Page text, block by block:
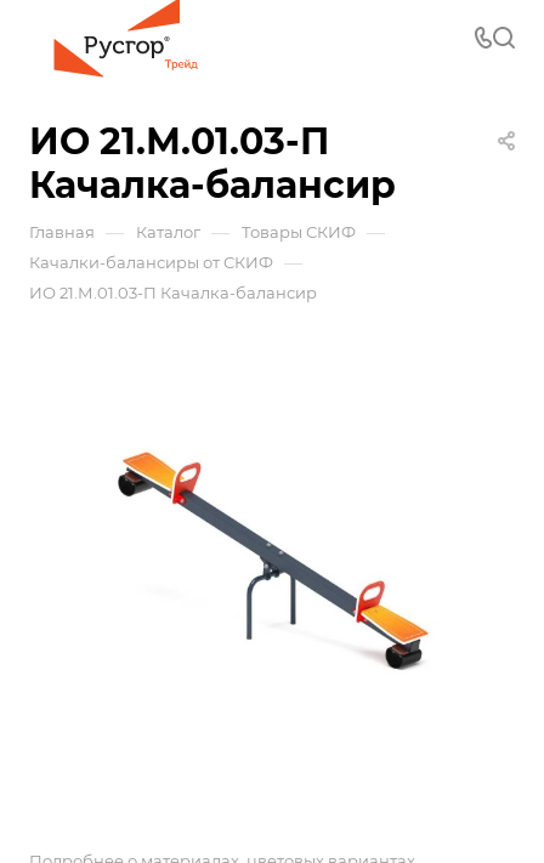
ИО 21.М.01.03-П
Качалка-балансир
Главная — Каталог — Товары СКИФ —
Качалки-балансиры от СКИФ —
ИО 21.М.01.03-П Качалка-балансир